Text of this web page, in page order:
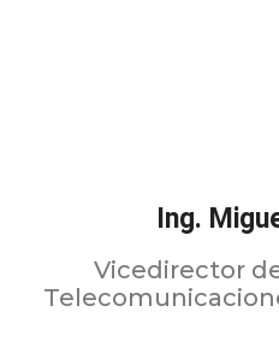
Ing.
Vicedirector